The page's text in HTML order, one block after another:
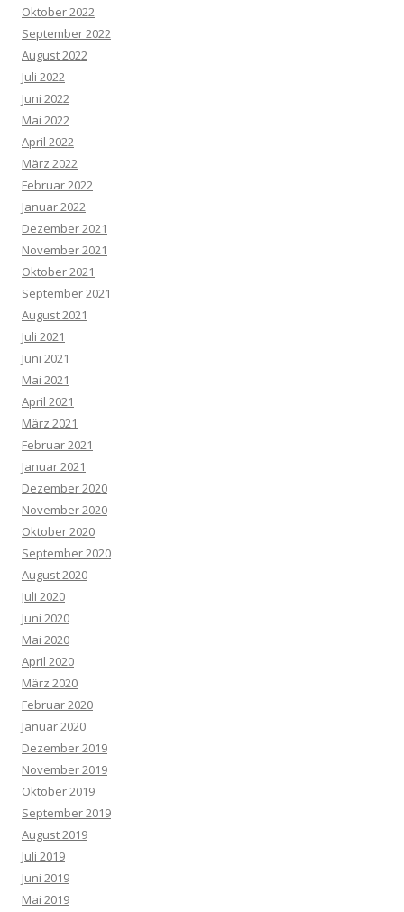
Oktober 2022
September 2022
August 2022
Juli 2022
Juni 2022
Mai 2022
April 2022
März 2022
Februar 2022
Januar 2022
Dezember 2021
November 2021
Oktober 2021
September 2021
August 2021
Juli 2021
Juni 2021
Mai 2021
April 2021
März 2021
Februar 2021
Januar 2021
Dezember 2020
November 2020
Oktober 2020
September 2020
August 2020
Juli 2020
Juni 2020
Mai 2020
April 2020
März 2020
Februar 2020
Januar 2020
Dezember 2019
November 2019
Oktober 2019
September 2019
August 2019
Juli 2019
Juni 2019
Mai 2019